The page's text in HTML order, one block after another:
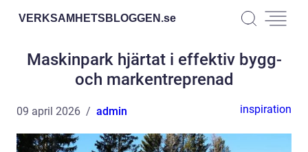
VERKSAMHETSBLOGGEN.se
Maskinpark hjärtat i effektiv bygg-
och markentreprenad
09 april 2026 admin inspiration